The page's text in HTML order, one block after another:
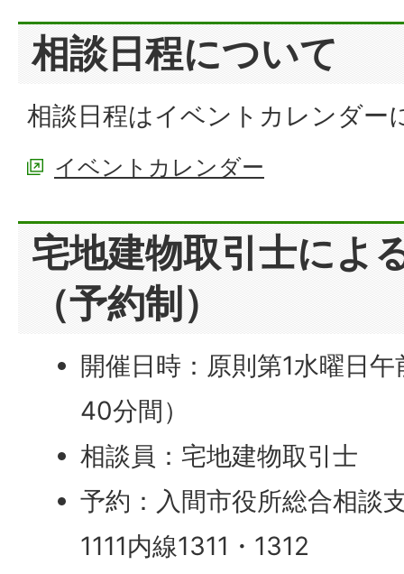
相談日程について
相談日程はイベントカレンダー
イベントカレンダー
宅地建物取引士によ
（予約制）
開催日時：原則第1水曜日
40分間）
相談員：宅地建物取引士
予約：入間市役所総合相談
1111内線1311・1312